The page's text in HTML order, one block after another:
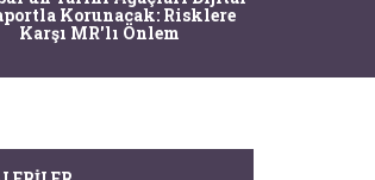
Korunacak: Risklere
Karşı MR'lı Önlem